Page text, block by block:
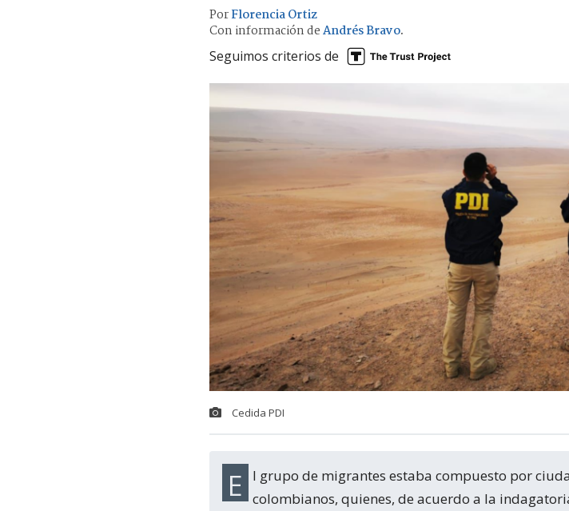
PorFlorencia Ortiz
Con información deAndrés Bravo.
Seguimos criterios de
Cedida PDI
El grupo de migrantes estaba compuesto por ciudadanos venezolanos y
colombianos, quienes, de acuerdo a la